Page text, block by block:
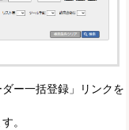
ー一括登録」リンクを
。